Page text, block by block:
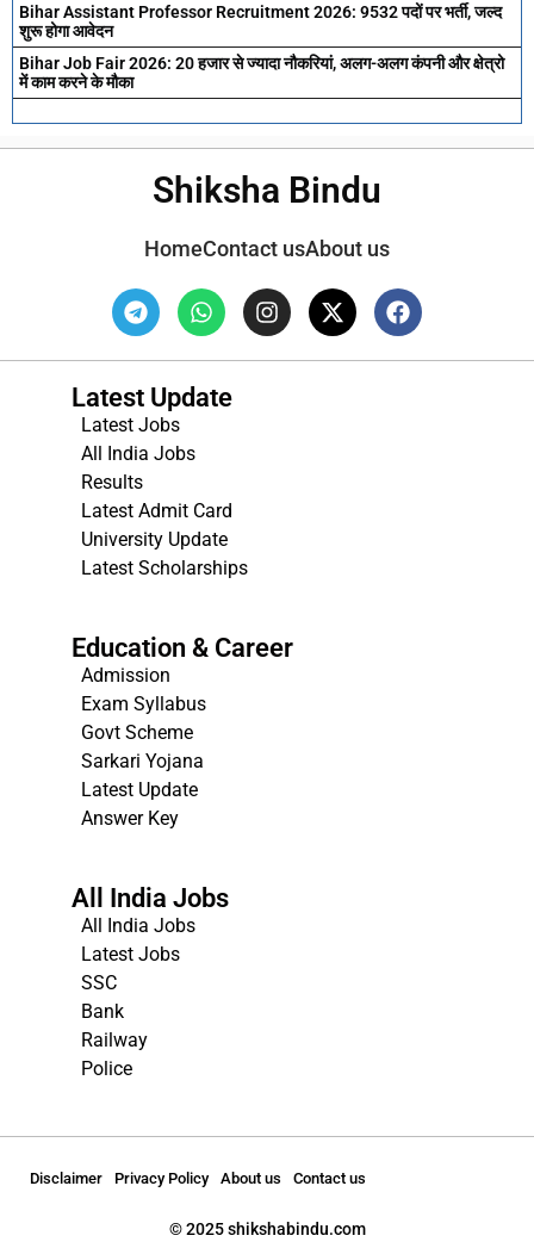
Bihar Assistant Professor Recruitment 2026: 9532 पदों पर भर्ती, जल्द
शुरू होगा आवेदन
Bihar Job Fair 2026: 20 हजार से ज्यादा नौकरियां, अलग-अलग कंपनी और क्षेत्रो
में काम करने के मौका
Shiksha Bindu
HomeContact usAbout us
Latest Update
Latest Jobs
All India Jobs
Results
Latest Admit Card
University Update
Latest Scholarships
Education & Career
Admission
Exam Syllabus
Govt Scheme
Sarkari Yojana
Latest Update
Answer Key
All India Jobs
All India Jobs
Latest Jobs
SSC
Bank
Railway
Police
Disclaimer Privacy Policy About us Contact us
© 2025 shikshabindu.com